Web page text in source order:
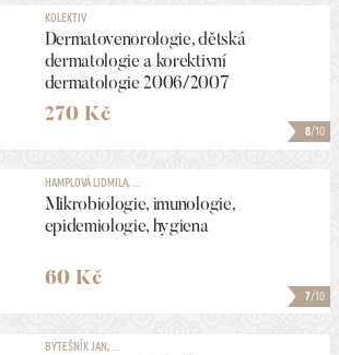
8/10
KOLEKTIV
Dermatovenorologie, dětská
dermatologie a korektivní
dermatologie 2006/2007
270 Kč
7/10
HAMPLOVÁ LIDMILA, ...
Mikrobiologie, imunologie,
epidemiologie, hygiena
60 Kč
BYTEŠNÍK JAN, ...